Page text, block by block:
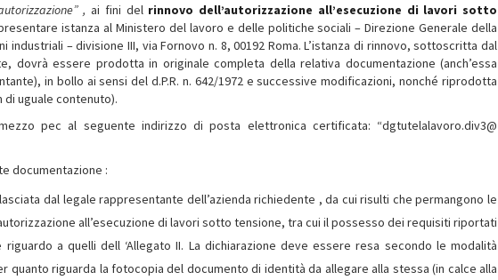
zzazione” , ai fini del rinnovo dell’autorizzazione all’esecuzione di lavori sotto
istanza al Ministero del lavoro e delle politiche sociali – Direzione Generale della
– divisione III, via Fornovo n. 8, 00192 Roma. L’istanza di rinnovo, sottoscritta dal
dovrà essere prodotta in originale completa della relativa documentazione (anch’essa
in bollo ai sensi del d.P.R. n. 642/1972 e successive modificazioni, nonché riprodotta
di uguale contenuto).
pec al seguente indirizzo di posta elettronica certificata: “dgtutelalavoro.div3@
documentazione :
dal legale rappresentante dell’azienda richiedente , da cui risulti che permangono le
all’esecuzione di lavori sotto tensione, tra cui il possesso dei requisiti riportati
a quelli dell ‘Allegato II. La dichiarazione deve essere resa secondo le modalità
quanto riguarda la fotocopia del documento di identità da allegare alla stessa (in calce alla